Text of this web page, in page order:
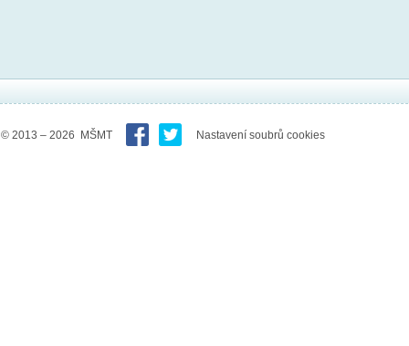
© 2013 – 2026 MŠMT Nastavení soubrů cookies